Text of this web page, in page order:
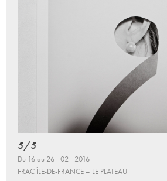
5/5
Du 16 au 26 - 02 - 2016
FRAC ÎLE-DE-FRANCE – LE PLATEAU